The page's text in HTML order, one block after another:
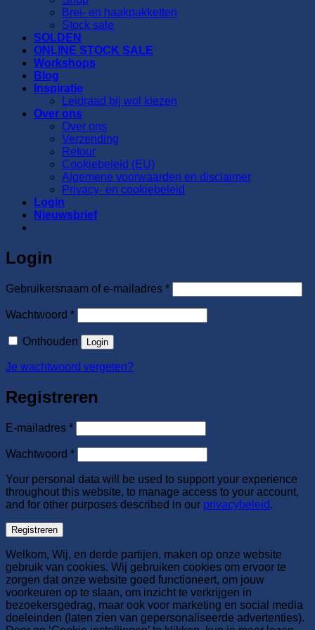
Brei- en haakpakketten
Stock sale
SOLDEN
ONLINE STOCK SALE
Workshops
Blog
Inspiratie
Leidraad bij wol kiezen
Over ons
Over ons
Verzending
Retour
Cookiebeleid (EU)
Algemene voorwaarden en disclaimer
Privacy- en cookiebeleid
Login
Nieuwsbrief
Login
Gebruikersnaam of e-mailadres *Vereist
Wachtwoord *Vereist
Onthouden Login
Je wachtwoord vergeten?
Registreren
E-mailadres *Vereist
Wachtwoord *Vereist
Your personal data will be used to support your experience
throughout this website, to manage access to your account,
and for other purposes described in our privacybeleid.
Registreren
Welkom, Wij, en derde partijen, maken op onze website
gebruik van cookies. Wij gebruiken cookies om ervoor te
zorgen dat onze website goed functioneert, om jouw
voorkeuren op te slaan, om inzicht te verkrijgen in
bezoekersgedrag, maar ook voor marketing en social media
doeleinden (laten zien van gepersonaliseerde advertenties).